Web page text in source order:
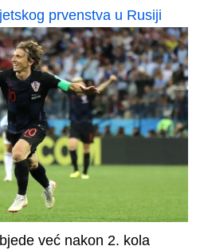
prvenstva u Rusiji
već nakon 2. kola